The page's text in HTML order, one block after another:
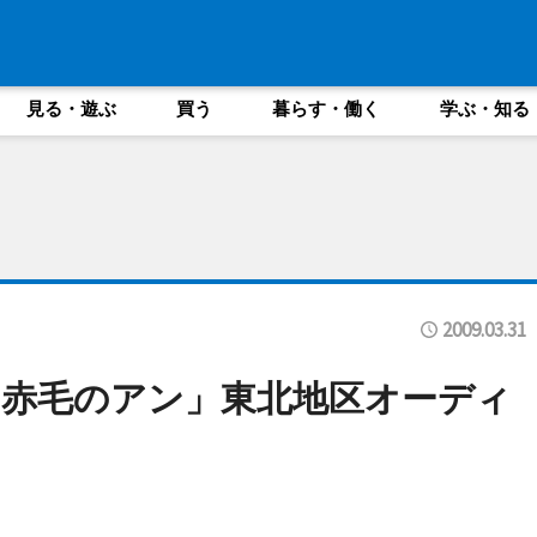
見る・遊ぶ 買う 暮らす・働く 学ぶ・知る
2009.03.31
毛のアン」東北地区オーディ